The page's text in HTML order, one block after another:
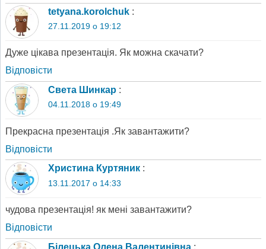
tetyana.korolchuk :
27.11.2019 о 19:12
Дуже цікава презентація. Як можна скачати?
Відповіcти
Света Шинкар :
04.11.2018 о 19:49
Прекрасна презентація .Як завантажити?
Відповіcти
Христина Куртяник :
13.11.2017 о 14:33
чудова презентація! як мені завантажити?
Відповіcти
Білецька Олена Валентинівна :